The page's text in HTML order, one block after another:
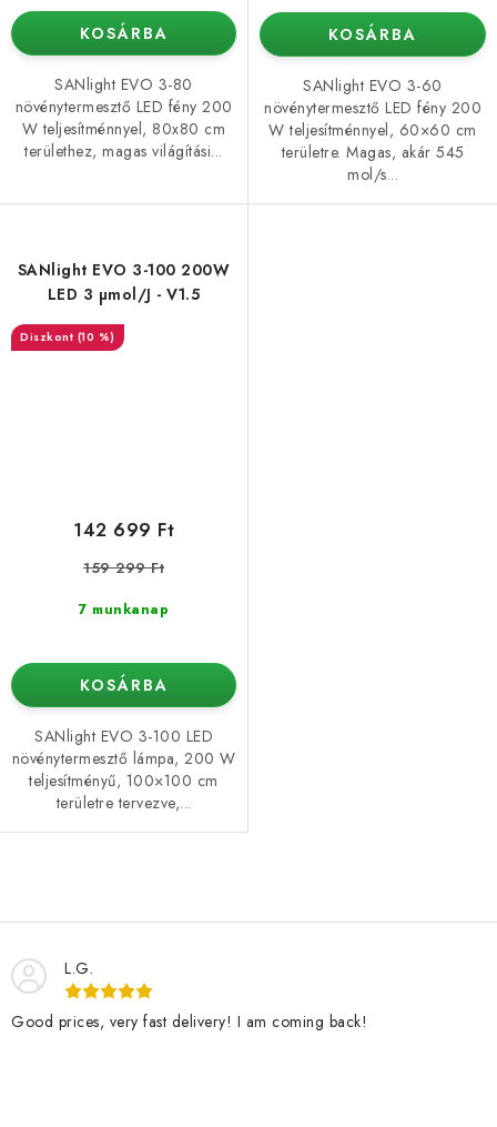
KOSÁRBA
SANlight EVO 3-80
növénytermesztő LED fény 200
W teljesítménnyel, 80x80 cm
területhez, magas világítási...
KOSÁRBA
SANlight EVO 3-60
növénytermesztő LED fény 200
W teljesítménnyel, 60×60 cm
területre. Magas, akár 545
mol/s...
SANlight EVO 3-100 200W
LED 3 µmol/J - V1.5
(10 %)
7 munkanap
142 699 Ft
159 299 Ft
KOSÁRBA
SANlight EVO 3-100 LED
növénytermesztő lámpa, 200 W
teljesítményű, 100×100 cm
területre tervezve,...
i
s
t
a
L.G.
Good prices, very fast delivery! I am coming back!